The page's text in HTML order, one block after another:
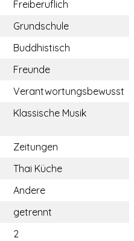
Freiberuflich
Grundschule
Buddhistisch
Freunde
Verantwortungsbewusst
Klassische Musik
Zeitungen
Thai Küche
Andere
getrennt
2